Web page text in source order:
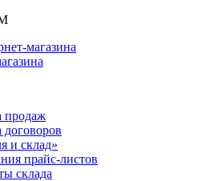
магазина
продаж
договоров
и склад»
прайс‑листов
склада